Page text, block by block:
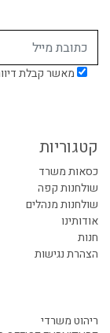
מאשר קבלת
קטגוריות
כסאות משרד
שולחנות קפה
שולחנות מנהלים
אודותינו
חנות
הצהרת נגישות
ריהוט משרדי